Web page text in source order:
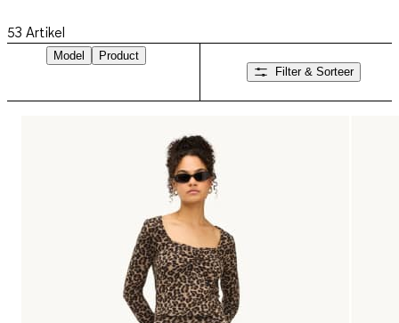
53 Artikel
Model
Product
Filter & Sorteer